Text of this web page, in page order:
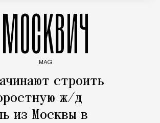
МОСКВИЧ
MAG
строить
ж/д
из Москвы в